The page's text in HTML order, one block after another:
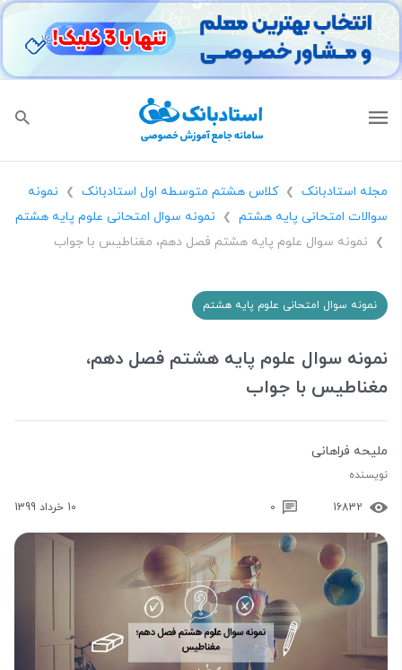
مجله استادبانک ❯ کلاس هشتم متوسطه اول استادبانک ❯
نمونه
سوالات امتحانی پایه هشتم
❯ نمونه سوال امتحانی علوم پایه هشتم
❯ نمونه سوال علوم پایه هشتم فصل دهم، مغناطیس با جواب
نمونه سوال امتحانی علوم پایه هشتم
نمونه سوال علوم پایه هشتم فصل دهم،
مغناطیس با جواب
ملیحه فراهانی
نویسنده
16832
0 10 خرداد 1399